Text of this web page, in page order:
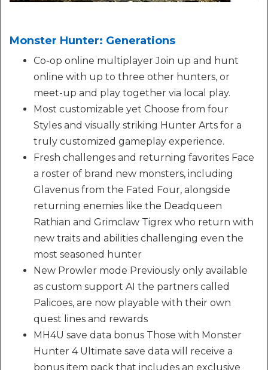
Monster Hunter: Generations
Co-op online multiplayer Join up and hunt
online with up to three other hunters, or
meet-up and play together via local play.
Most customizable yet Choose from four
Styles and visually striking Hunter Arts for a
truly customized gameplay experience.
Fresh challenges and returning favorites Face
a roster of brand new monsters, including
Glavenus from the Fated Four, alongside
returning enemies like the Deadqueen
Rathian and Grimclaw Tigrex who return with
new traits and abilities challenging even the
most seasoned hunter
New Prowler mode Previously only available
as custom support AI the partners called
Palicoes, are now playable with their own
quest lines and rewards
MH4U save data bonus Those with Monster
Hunter 4 Ultimate save data will receive a
bonus item pack that includes an exclusive